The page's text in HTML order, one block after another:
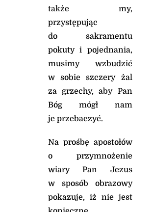
także my,
przystępując
do sakramentu
pokuty i pojednania,
musimy wzbudzić
w sobie szczery żal
za grzechy, aby Pan
Bóg mógł nam
je przebaczyć.
Na prośbę apostołów
o przymnożenie
wiary Pan Jezus
w sposób obrazowy
pokazuje, iż nie jest